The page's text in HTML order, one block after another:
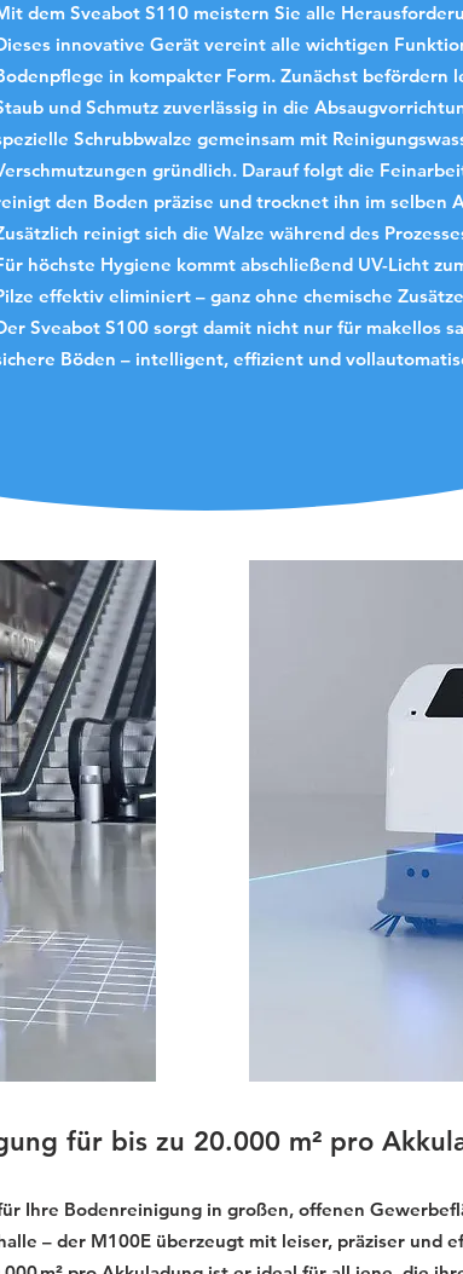
dem Sveabot S110 meistern Sie alle
innovative Gerät vereint alle wichtigen
in kompakter Form. Zunächst befördern
und Schmutz zuverlässig in die
Schrubbwalze gemeinsam mit
gründlich. Darauf folgt die
den Boden präzise und trocknet ihn im selben
reinigt sich die Walze während des
höchste Hygiene kommt abschließend UV-Licht
effektiv eliminiert – ganz ohne chemische
Sveabot S100 sorgt damit nicht nur für makellos
Böden – intelligent, effizient und
für bis zu 20.000 m² pro
Ihre Bodenreinigung in großen, offenen
– der M100E überzeugt mit leiser, präziser und